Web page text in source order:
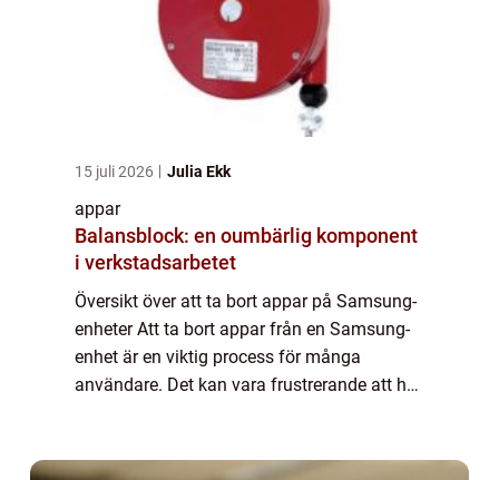
15 juli 2026 Julia Ekk
appar
Balansblock: en oumbärlig komponent
i verkstadsarbetet
Översikt över att ta bort appar på Samsung-
enheter Att ta bort appar från en Samsung-
enhet är en viktig process för många
användare. Det kan vara frustrerande att ha
artikel ...